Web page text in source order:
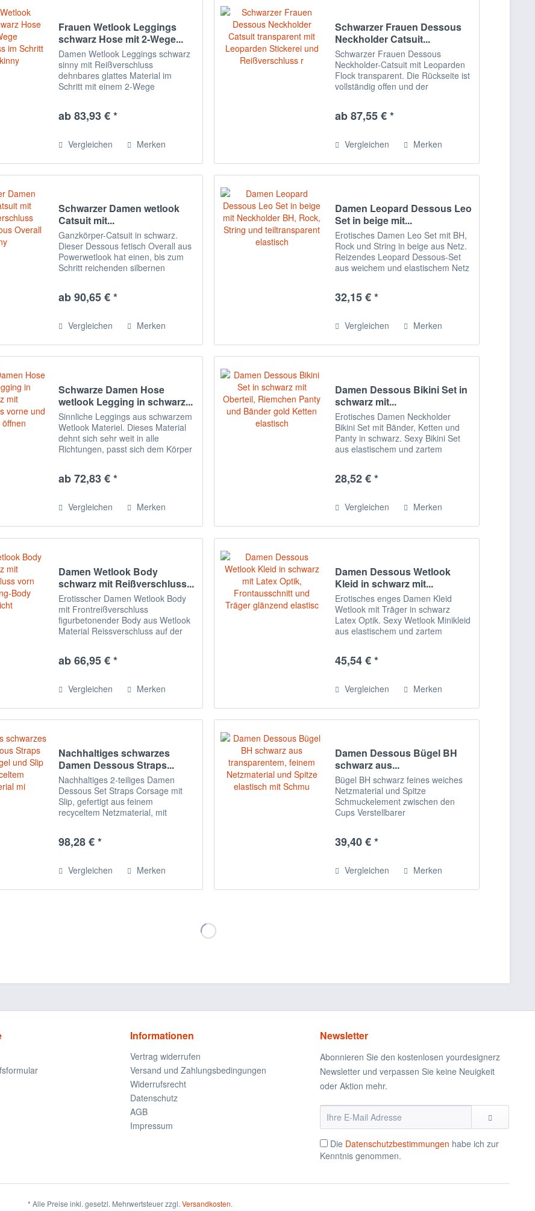
Frauen Wetlook Leggings
schwarz Hose mit 2-Wege...
Damen Wetlook Leggings schwarz
sinny mit Reißverschluss
dehnbares glattes Material im
Schritt mit einem 2-Wege
Schritt. Gefertigt aus glatten,
ab 83,93 € *
Vergleichen Merken
Schwarzer Frauen Dessous
Neckholder Catsuit...
Schwarzer Frauen Dessous
Neckholder-Catsuit mit Leoparden
Flock transparent. Die Rückseite ist
vollständig offen und der
hinten. Der Artikel ist in einer
ab 87,55 € *
Vergleichen Merken
Schwarzer Damen wetlook
Catsuit mit...
Ganzkörper-Catsuit in schwarz.
Dieser Dessous fetisch Overall aus
Powerwetlook hat einen, bis zum
Schritt reichenden silbernen
verpackt. Pflegehinweis : 30Grad
ab 90,65 € *
Vergleichen Merken
Damen Leopard Dessous Leo
Set in beige mit...
Erotisches Damen Leo Set mit BH,
Rock und String in beige aus Netz.
Reizendes Leopard Dessous-Set
aus weichem und elastischem Netz
Trägern und mehrstufigem
32,15 € *
Vergleichen Merken
Schwarze Damen Hose
wetlook Legging in schwarz...
Sinnliche Leggings aus schwarzem
Wetlook Materiel. Dieses Material
dehnt sich sehr weit in alle
Richtungen, passt sich dem Körper
Hüften und des Gesäßes.
ab 72,83 € *
Vergleichen Merken
Damen Dessous Bikini Set in
schwarz mit...
Erotisches Damen Neckholder
Bikini Set mit Bänder, Ketten und
Panty in schwarz. Sexy Bikini Set
aus elastischem und zartem
Bänder sowie Oberteil. Der Oberteil
28,52 € *
Vergleichen Merken
Damen Wetlook Body
schwarz mit Reißverschluss...
Erotisscher Damen Wetlook Body
mit Frontreißverschluss
figurbetonender Body aus Wetlook
Material Reissverschluss auf der
einem schwarzen Reißverschluss
ab 66,95 € *
Vergleichen Merken
Damen Dessous Wetlook
Kleid in schwarz mit...
Erotisches enges Damen Kleid
Wetlook mit Träger in schwarz
Latex Optik. Sexy Wetlook Minikleid
aus elastischem und zartem
glänzend.Vertikale Nähte sorgen für
schwarz...
45,54 € *
Vergleichen Merken
Nachhaltiges schwarzes
Damen Dessous Straps...
Nachhaltiges 2-teiliges Damen
Dessous Set Straps Corsage mit
Slip, gefertigt aus feinem
recyceltem Netzmaterial, mit
Hakenverschlussleiste auf der
98,28 € *
Vergleichen Merken
Damen Dessous Bügel BH
schwarz aus...
Bügel BH schwarz feines weiches
Netzmaterial und Spitze
Schmuckelement zwischen den
Cups Verstellbarer
feinem besticktem Stretchtüll. Die
39,40 € *
Vergleichen Merken
Informationen
Vertrag widerrufen
Versand und Zahlungsbedingungen
Widerrufsrecht
Datenschutz
AGB
Impressum
Newsletter
Abonnieren Sie den kostenlosen yourdesignerz
Newsletter und verpassen Sie keine Neuigkeit
oder Aktion mehr.
Die Datenschutzbestimmungen habe ich zur
Kenntnis genommen.
* Alle Preise inkl. gesetzl. Mehrwertsteuer zzgl.Versandkosten.